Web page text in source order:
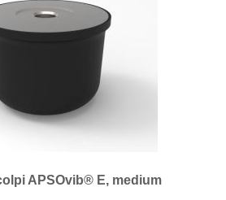
APSOvib® E, medium